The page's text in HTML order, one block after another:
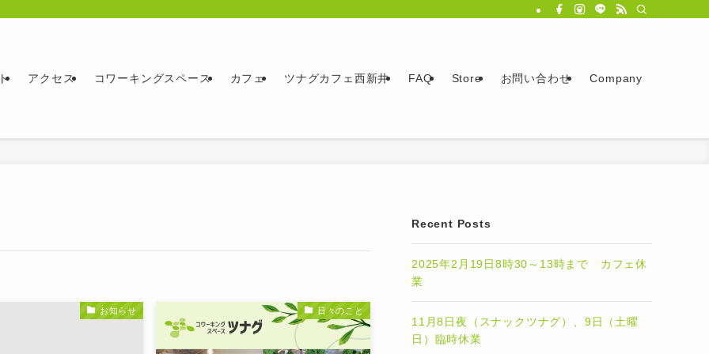
アクセス コワーキングスペース カフェ ツナグカフェ西新井 FAQ Store お問い合わせ Company
お知らせ 日々のこと
Recent Posts
2025年2月19日8時30～13時まで カフェ休
業
11月8日夜（スナックツナグ）、9日（土曜
日）臨時休業